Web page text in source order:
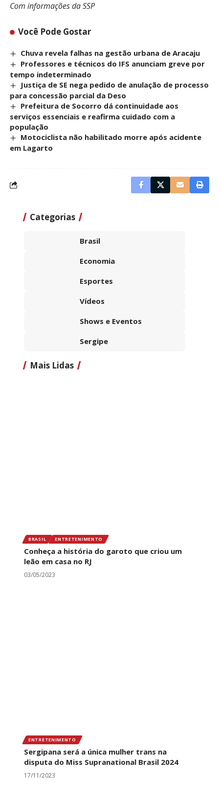
Com informações da SSP
Você Pode Gostar
Chuva revela falhas na gestão urbana de Aracaju
Professores e técnicos do IFS anunciam greve por
tempo indeterminado
Justiça de SE nega pedido de anulação de processo
para concessão parcial da Deso
Prefeitura de Socorro dá continuidade aos
serviços essenciais e reafirma cuidado com a
população
Motociclista não habilitado morre após acidente
em Lagarto
Categorias
Brasil
Economia
Esportes
Vídeos
Shows e Eventos
Sergipe
Mais Lidas
BRASIL ENTRETENIMENTO
Conheça a história do garoto que criou um
leão em casa no RJ
03/05/2023
ENTRETENIMENTO
Sergipana será a única mulher trans na
disputa do Miss Supranational Brasil 2024
17/11/2023